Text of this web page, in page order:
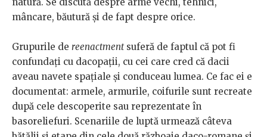
mâncare, băutură şi de fapt despre orice.
Grupurile de reenactmentsuferă de faptul că pot fi
confundaţi cu dacopații, cu cei care cred că dacii
aveau navete spaţiale şi conduceau lumea. Ce fac ei e
documentat: armele, armurile, coifurile sunt recreate
după cele descoperite sau reprezentate în
basoreliefuri. Scenariile de luptă urmează câteva